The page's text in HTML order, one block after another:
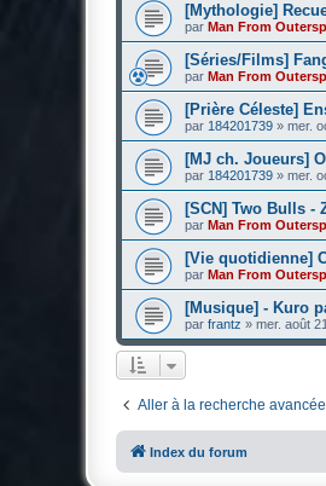
[Mythologie]
par Man From
[Séries/Films]
par Man From
[Prière Céleste]
par 184201739 » mer.
[MJ ch. Joueurs]
par 184201739 » mer.
[SCN] Two Bulls -
par Man From
[Vie quotidienne]
par Man From
[Musique] - Kuro
par frantz » mer. août
Aller à la recherche avancée
Index du forum